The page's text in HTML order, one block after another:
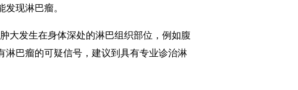
现淋巴瘤。
发生在身体深处的淋巴组织部位，例如腹
淋巴瘤的可疑信号，建议到具有专业诊治淋